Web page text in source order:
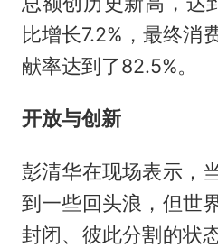
比增长7.2%，最终消
献率达到了82.5%。
开放与创新
彭清华在现场表示，
到一些回头浪，但世
封闭、彼此分割的状